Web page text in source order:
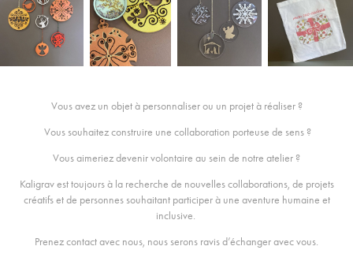
Vous avez un objet à personnaliser ou un projet à réaliser ?
Vous souhaitez construire une collaboration porteuse de sens ?
Vous aimeriez devenir volontaire au sein de notre atelier ?
Kaligrav est toujours à la recherche de nouvelles collaborations, de projets
créatifs et de personnes souhaitant participer à une aventure humaine et
inclusive.
Prenez contact avec nous, nous serons ravis d’échanger avec vous.